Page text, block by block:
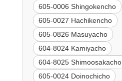
605-0006 Shingokencho
605-0027 Hachikencho
605-0826 Masuyacho
604-8024 Kamiyacho
604-8025 Shimoosakacho
605-0024 Doinochicho